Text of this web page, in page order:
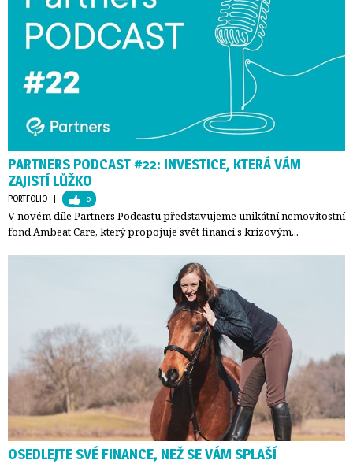
PARTNERS PODCAST #22: INVESTICE, KTERÁ VÁM
ZAJISTÍ LŮŽKO
PORTFOLIO | 0
V novém díle Partners Podcastu představujeme unikátní nemovitostní
fond Ambeat Care, který propojuje svět financí s krizovým...
OSEDLEJTE SVÉ FINANCE, NEŽ SE VÁM SPLAŠÍ